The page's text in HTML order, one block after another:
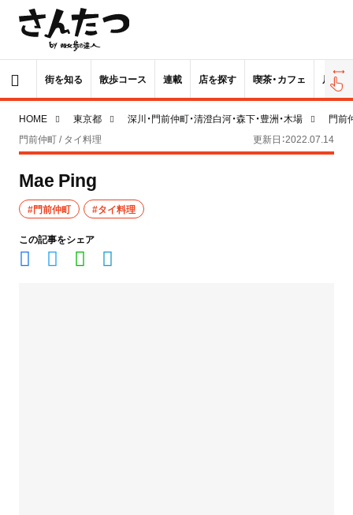
街を知る 散歩コース 連載 店を探す 喫茶・カフェ 居酒屋
HOME 東京都 深川・門前仲町・清澄白河・森下・豊洲・木場
門前
門前仲町 / タイ料理
更新日：2022.07.14
Mae Ping
#門前仲町 #タイ料理
この記事をシェア